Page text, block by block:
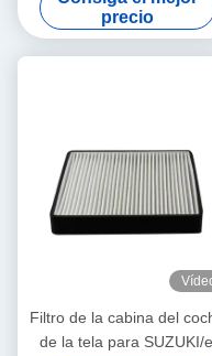
27891-00Q0A
precio
Filtro de la cabina del
de la tela para SUZUKI/el